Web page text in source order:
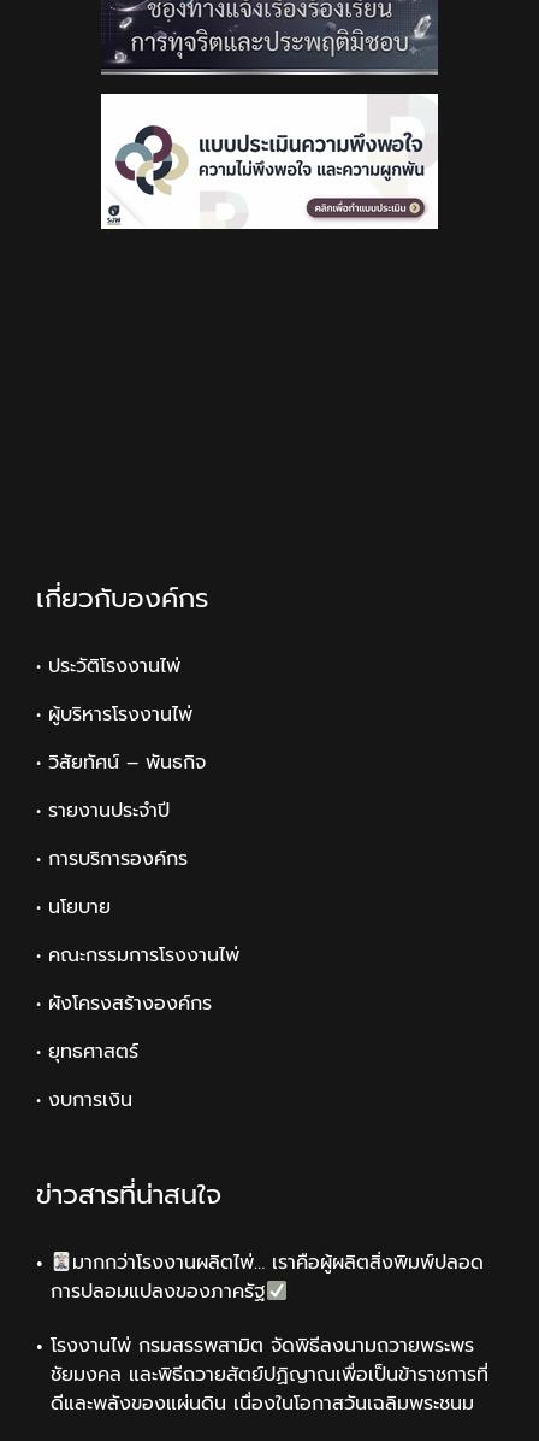
เกี่ยวกับองค์กร
• ประวัติโรงงานไพ่
• ผู้บริหารโรงงานไพ่
• วิสัยทัศน์ – พันธกิจ
• รายงานประจำปี
• การบริการองค์กร
• นโยบาย
• คณะกรรมการโรงงานไพ่
• ผังโครงสร้างองค์กร
• ยุทธศาสตร์
• งบการเงิน
ข่าวสารที่น่าสนใจ
มากกว่าโรงงานผลิตไพ่… เราคือผู้ผลิตสิ่งพิมพ์ปลอด
การปลอมแปลงของภาครัฐ
โรงงานไพ่ กรมสรรพสามิต จัดพิธีลงนามถวายพระพร
ชัยมงคล และพิธีถวายสัตย์ปฏิญาณเพื่อเป็นข้าราชการที่
ดีและพลังของแผ่นดิน เนื่องในโอกาสวันเฉลิมพระชนม